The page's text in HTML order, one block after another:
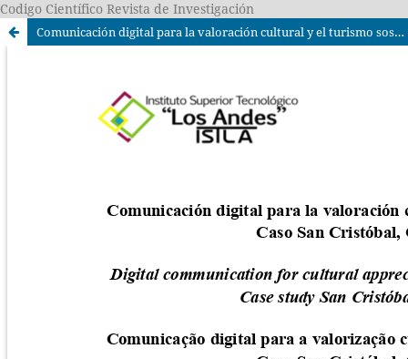
Codigo Científico Revista de Investigación
Comunicación digital para la valoración cultural y el turismo sostenible: Caso San Cristóbal, Galápagos